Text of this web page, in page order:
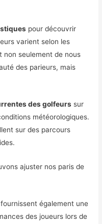
pour découvrir
varient selon les
non seulement de nous
des parieurs, mais
des golfeurs sur
météorologiques.
sur des parcours
ajuster nos paris de
également une
des joueurs lors de